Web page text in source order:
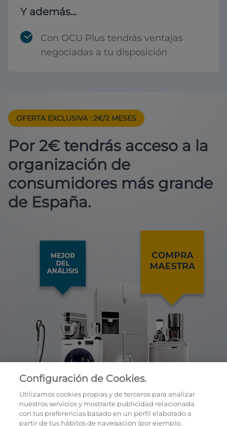
Y además...
Con OCU Plus tendrás ventajas
negociadas a tu disposición
OFERTA EXCLUSIVA : 2€/2 MESES
Por 2€ tendrás acceso a la
organización de
consumidores más grande
de España.
Configuración de Cookies.
Utilizamos cookies propias y de terceros para analizar
nuestros servicios y mostrarte publicidad relacionada
con tus preferencias basado en un perfil elaborado a
partir de tus hábitos de navegación (por ejemplo,